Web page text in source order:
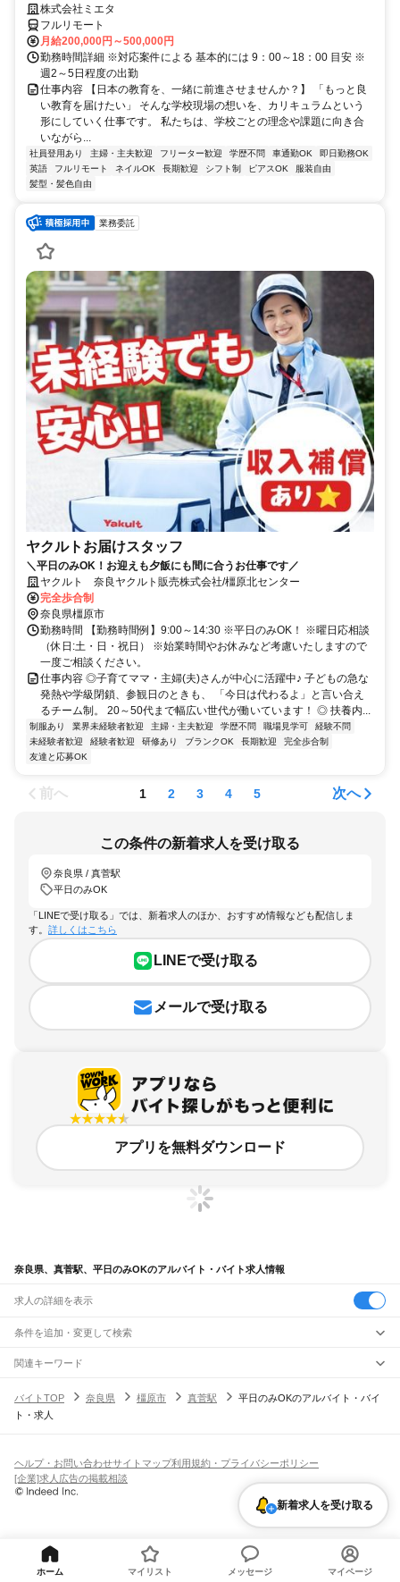
株式会社ミエタ
フルリモート
月給200,000円～500,000円
勤務時間詳細 ※対応案件による 基本的には 9：00～18：00 目安 ※
週2～5日程度の出勤
仕事内容 【日本の教育を、一緒に前進させませんか？】 「もっと良
い教育を届けたい」 そんな学校現場の想いを、カリキュラムという
形にしていく仕事です。 私たちは、学校ごとの理念や課題に向き合
いながら...
社員登用あり 主婦・主夫歓迎 フリーター歓迎 学歴不問 車通勤OK
即日勤務OK
英語
フルリモート ネイルOK 長期歓迎 シフト制 ピアスOK
服装自由
髪型・髪色自由
業務委託
ヤクルトお届けスタッフ
＼平日のみOK！お迎えも夕飯にも間に合うお仕事です／
ヤクルト 奈良ヤクルト販売株式会社/橿原北センター
完全歩合制
奈良県橿原市
勤務時間 【勤務時間例】9:00～14:30 ※平日のみOK！ ※曜日応相談
（休日:土・日・祝日） ※始業時間やお休みなど考慮いたしますので
一度ご相談ください。
仕事内容 ◎子育てママ・主婦(夫)さんが中心に活躍中♪ 子どもの急な
発熱や学級閉鎖、参観日のときも、 「今日は代わるよ」と言い合え
るチーム制。 20～50代まで幅広い世代が働いています！ ◎ 扶養内...
制服あり 業界未経験者歓迎 主婦・主夫歓迎 学歴不問 職場見学可
経験不問
未経験者歓迎
経験者歓迎 研修あり ブランクOK 長期歓迎
完全歩合制
友達と応募OK
前へ 1 2 3 4 5 次へ
この条件の新着求人を受け取る
奈良県 / 真菅駅
平日のみOK
「LINEで受け取る」では、新着求人のほか、おすすめ情報なども配信しま
す。 詳しくはこちら
LINEで受け取る
メールで受け取る
アプリを無料ダウンロード
奈良県、真菅駅、平日のみOKのアルバイト・バイト求人情報
求人の詳細を表示
条件を追加・変更して検索
市区町村を追加・変更
奈良県すべて
奈良市
駅を追加・変更
奈良線
平城山駅奈良駅
高田駅大和新庄駅
掖上駅
万葉まほろば線
奈良駅京終駅 櫟本駅 天理駅 柳本駅 巻向駅三輪駅 香久山駅
職種を追加・変更
飲食・フードサービスすべて
ホールスタッフキッチンスタッフ
パン屋（ベーカリー）
バー（BAR）・バーテンダー
飲食店（店長・マネージャー）
営業テレフォンアポインター（テレアポ） ルートセールス
フードカウンター販売員
アパレル
家電量販店・携帯販売（携帯ショップ）
販売店（店長・マネージャー） その他販売
人気
日払いOK高校生歓迎 髪型・髪色自由
留学生・外国人活躍中
シフト
土日祝のみOK
平日のみOK 週1日からOK 週2・3日からOK
週4日以上OK
雇用形態を追加・変更
派遣社員
業務委託
関連キーワード
バイトTOP
奈良県 橿原市 真菅駅
平日のみOKのアルバイト・バイ
ト・求人
新着求人を受け取る
ヘルプ・お問い合わせサイトマップ利用規約・プライバシーポリシー
[企業]求人広告の掲載相談
ホーム マイリスト メッセージ マイページ